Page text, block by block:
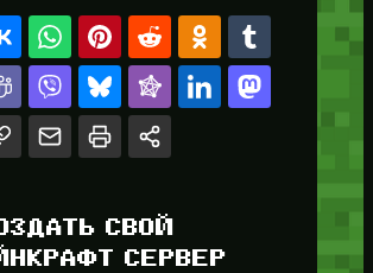
СВОЙ
СЕРВЕР